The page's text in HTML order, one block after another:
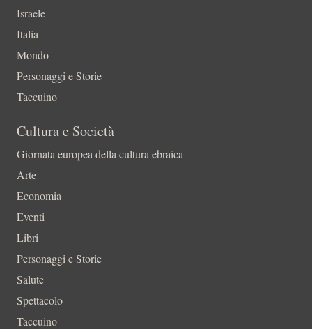
Israele
Italia
Mondo
Personaggi e Storie
Taccuino
Cultura e Società
Giornata europea della cultura ebraica
Arte
Economia
Eventi
Libri
Personaggi e Storie
Salute
Spettacolo
Taccuino